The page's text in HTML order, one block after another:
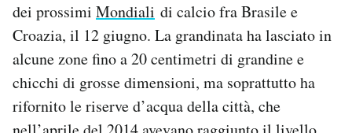
AREA PERSONALE
Area Personale
Newsletter
Notifiche mobile
dei prossimi Mondiali di calcio fra Brasile e
Croazia, il 12 giugno. La grandinata ha lasciato in
alcune zone fino a 20 centimetri di grandine e
chicchi di grosse dimensioni, ma soprattutto ha
rifornito le riserve d’acqua della città, che